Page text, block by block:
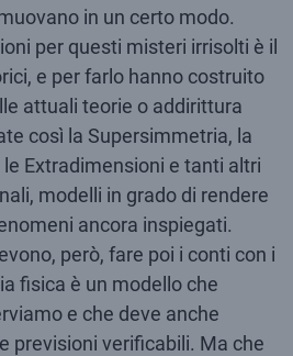
in un certo modo.
per questi misteri irrisolti è il
e per farlo hanno costruito
attuali teorie o addirittura
così la Supersimmetria, la
Extradimensioni e tanti altri
modelli in grado di rendere
ancora inspiegati.
però, fare poi i conti con i
fisica è un modello che
e che deve anche
previsioni verificabili. Ma che